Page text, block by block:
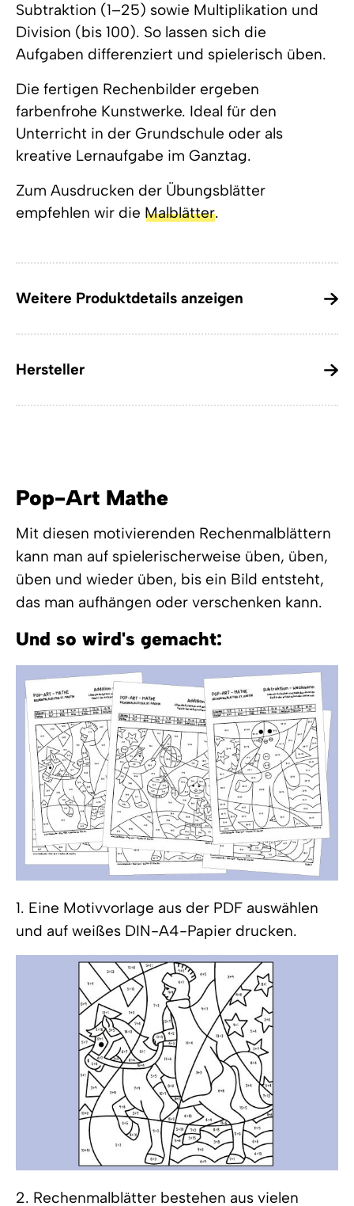
Subtraktion (1–25) sowie Multiplikation und
Division (bis 100). So lassen sich die
Aufgaben differenziert und spielerisch üben.
Die fertigen Rechenbilder ergeben
farbenfrohe Kunstwerke. Ideal für den
Unterricht in der Grundschule oder als
kreative Lernaufgabe im Ganztag.
Zum Ausdrucken der Übungsblätter
empfehlen wir die Malblätter.
Weitere Produktdetails anzeigen
Hersteller
Pop-Art Mathe
Mit diesen motivierenden Rechenmalblättern
kann man auf spielerischerweise üben, üben,
üben und wieder üben, bis ein Bild entsteht,
das man aufhängen oder verschenken kann.
Und so wird's gemacht:
1. Eine Motivvorlage aus der PDF auswählen
und auf weißes DIN-A4-Papier drucken.
2. Rechenmalblätter bestehen aus vielen